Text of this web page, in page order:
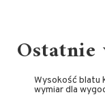
Wysokość blatu
wymiar dla